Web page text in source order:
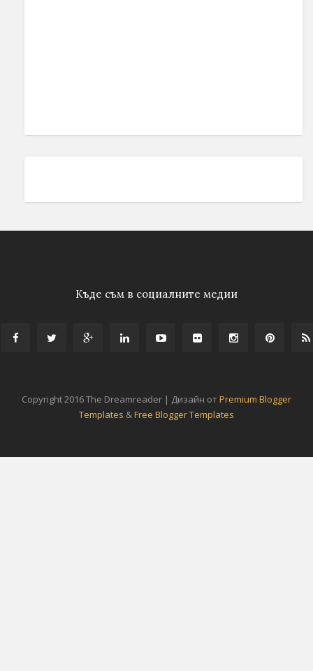
Къде съм в социалните медии
Copyright 2016 The Dreamreader | Дизайн отPremium Blogger
Templates &Free Blogger Templates